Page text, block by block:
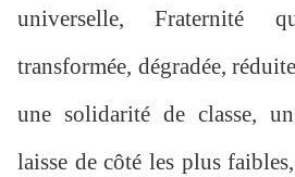
universelle, Fraternité
transformée, dégradée,
une solidarité de classe,
laisse de côté les plus